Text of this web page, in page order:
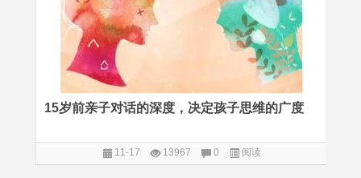
15岁前亲子对话的深度，决定孩子思维的广度
11-17 13967 0 阅读